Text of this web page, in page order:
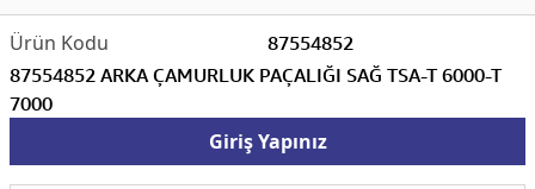
87554852
87554852 ARKA ÇAMURLUK PAÇALIĞI SAĞ TSA-T 6000-T
7000
Giriş Yapınız